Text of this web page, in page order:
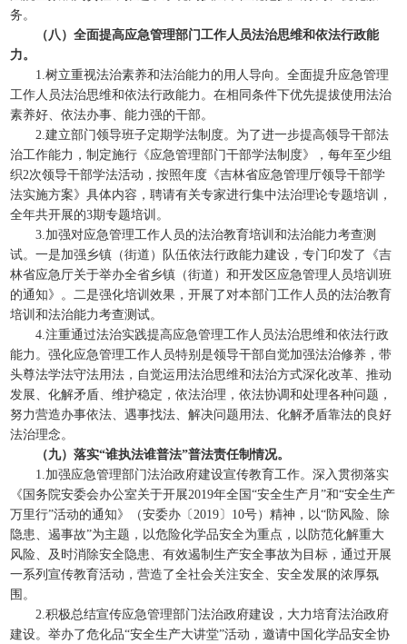
务。
（八）全面提高应急管理部门工作人员法治思维和依法行政能
力。
1.树立重视法治素养和法治能力的用人导向。全面提升应急管理
工作人员法治思维和依法行政能力。在相同条件下优先提拔使用法治
素养好、依法办事、能力强的干部。
2.建立部门领导班子定期学法制度。为了进一步提高领导干部法
治工作能力，制定施行《应急管理部门干部学法制度》，每年至少组
织2次领导干部学法活动，按照年度《吉林省应急管理厅领导干部学
法实施方案》具体内容，聘请有关专家进行集中法治理论专题培训，
全年共开展的3期专题培训。
3.加强对应急管理工作人员的法治教育培训和法治能力考查测
试。一是加强乡镇（街道）队伍依法行政能力建设，专门印发了《吉
林省应急厅关于举办全省乡镇（街道）和开发区应急管理人员培训班
的通知》。二是强化培训效果，开展了对本部门工作人员的法治教育
培训和法治能力考查测试。
4.注重通过法治实践提高应急管理工作人员法治思维和依法行政
能力。强化应急管理工作人员特别是领导干部自觉加强法治修养，带
头尊法学法守法用法，自觉运用法治思维和法治方式深化改革、推动
发展、化解矛盾、维护稳定，依法治理，依法协调和处理各种问题，
努力营造办事依法、遇事找法、解决问题用法、化解矛盾靠法的良好
法治理念。
（九）落实“谁执法谁普法”普法责任制情况。
1.加强应急管理部门法治政府建设宣传教育工作。深入贯彻落实
《国务院安委会办公室关于开展2019年全国“安全生产月”和“安全生产
万里行”活动的通知》（安委办〔2019〕10号）精神，以“防风险、除
隐患、遏事故”为主题，以危险化学品安全为重点，以防范化解重大
风险、及时消除安全隐患、有效遏制生产安全事故为目标，通过开展
一系列宣传教育活动，营造了全社会关注安全、安全发展的浓厚氛
围。
2.积极总结宣传应急管理部门法治政府建设，大力培育法治政府
建设。举办了危化品“安全生产大讲堂”活动，邀请中国化学品安全协